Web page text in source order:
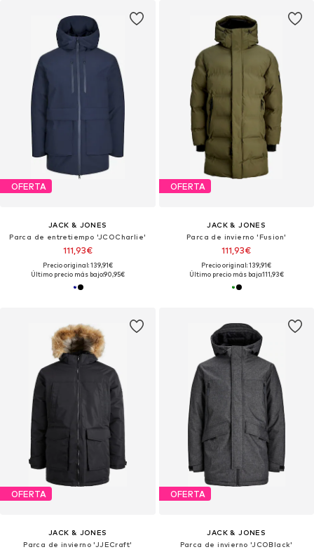
OFERTA
JACK & JONES
Parca de entretiempo 'JCOCharlie'
111,93€
Precio original: 139,91€
Último precio más bajo:90,95€
OFERTA
JACK & JONES
Parca de invierno 'Fusion'
111,93€
Precio original: 139,91€
Último precio más bajo:111,93€
OFERTA
JACK & JONES
Parca de invierno 'JJECraft'
OFERTA
JACK & JONES
Parca de invierno 'JCOBlack'